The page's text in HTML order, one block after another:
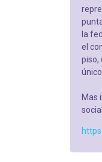
la
el
piso,
Mas